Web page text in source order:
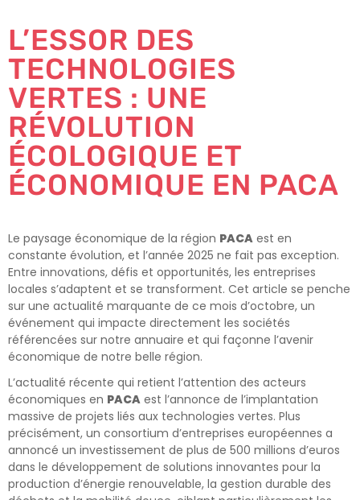
L’ESSOR DES
TECHNOLOGIES
VERTES : UNE
RÉVOLUTION
ÉCOLOGIQUE ET
ÉCONOMIQUE EN PACA
Le paysage économique de la région PACA est en
constante évolution, et l’année 2025 ne fait pas exception.
Entre innovations, défis et opportunités, les entreprises
locales s’adaptent et se transforment. Cet article se penche
sur une actualité marquante de ce mois d’octobre, un
événement qui impacte directement les sociétés
référencées sur notre annuaire et qui façonne l’avenir
économique de notre belle région.
L’actualité récente qui retient l’attention des acteurs
économiques en PACA est l’annonce de l’implantation
massive de projets liés aux technologies vertes. Plus
précisément, un consortium d’entreprises européennes a
annoncé un investissement de plus de 500 millions d’euros
dans le développement de solutions innovantes pour la
production d’énergie renouvelable, la gestion durable des